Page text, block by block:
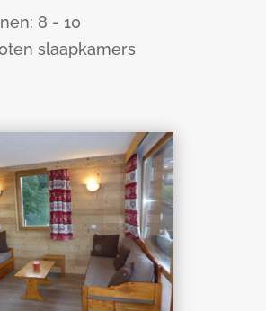
8 - 10
slaapkamers